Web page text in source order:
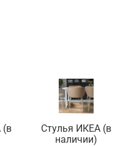
(в
Стулья ИКЕА (в
наличии)